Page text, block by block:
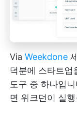
Via Weekdone
덕분에 스타트업
도구 중 하나입
면 위크던이 실